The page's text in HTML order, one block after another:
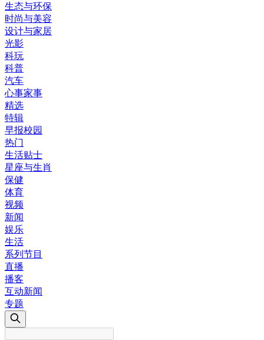
生态与环保
时尚与美容
设计与家居
光影
科玩
科普
汽车
心事家事
精选
特辑
早报校园
热门
生活贴士
星座与生肖
保健
体育
视频
新闻
娱乐
生活
系列节目
直播
播客
互动新闻
专题